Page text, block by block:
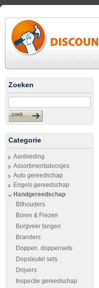
Zoeken
zoek
Categorie
Aanbieding
Assortimentsdoosjes
Auto gereedschap
Engels gereedschap
Handgereedschap
Bithouders
Boren & Frezen
Borgveer tangen
Branders
Doppen, doppensets
Dopsleutel sets
Drijvers
Inspectie gereedschap